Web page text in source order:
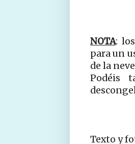
NOTA:
para un
de la
Podéis
Texto y